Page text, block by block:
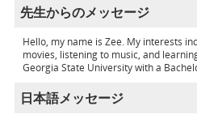
先生からのメッセージ
Hello, my name is Zee. My interests
movies, listening to music, and
Georgia State University with a
日本語メッセージ